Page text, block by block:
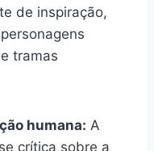
de inspiração,
tramas
humana: A
crítica sobre a